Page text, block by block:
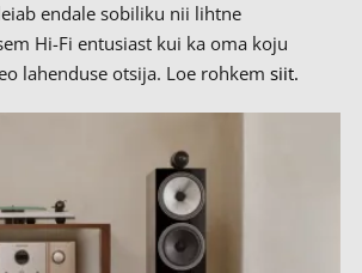
endale sobiliku nii lihtne
Hi-Fi entusiast kui ka oma koju
lahenduse otsija. Loe rohkem siit.